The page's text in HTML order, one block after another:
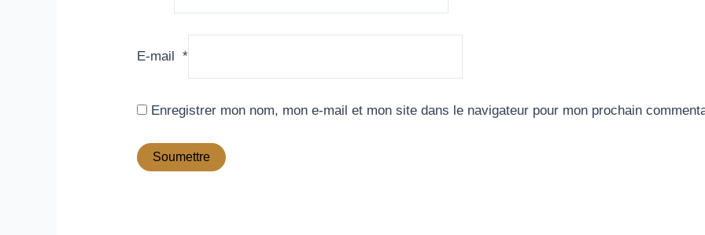
E-mail *
Enregistrer mon nom, mon e-mail et mon site dans le navigateur pour mon prochain